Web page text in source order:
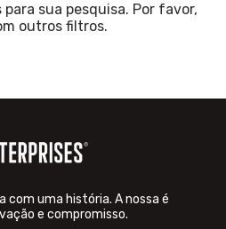
sua pesquisa. Por favor,
outros filtros.
com uma história. A nossa é
e compromisso.